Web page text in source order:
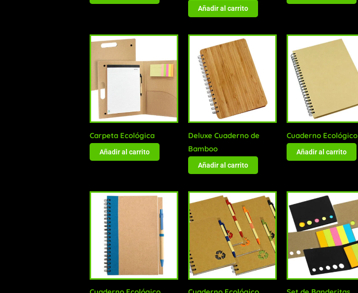
Añadir al carrito
Carpeta Ecológica
Añadir al carrito
Deluxe Cuaderno de
Bamboo
Añadir al carrito
Cuaderno Ecológico
Añadir al carrito